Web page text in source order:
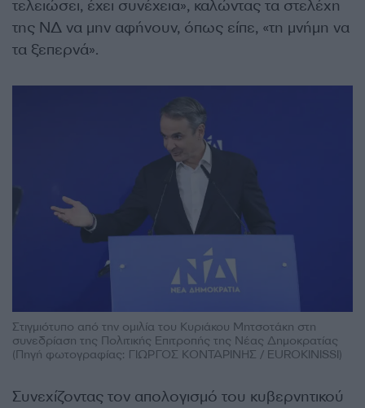
τελειώσει, έχει συνέχεια», καλώντας τα στελέχη
της ΝΔ να μην αφήνουν, όπως είπε, «τη μνήμη να
τα ξεπερνά».
Στιγμιότυπο από την ομιλία του Κυριάκου Μητσοτάκη στη
συνεδρίαση της Πολιτικής Επιτροπής της Νέας Δημοκρατίας
(Πηγή φωτογραφίας: ΓΙΩΡΓΟΣ ΚΟΝΤΑΡΙΝΗΣ / EUROKINISSI)
Συνεχίζοντας τον απολογισμό του κυβερνητικού